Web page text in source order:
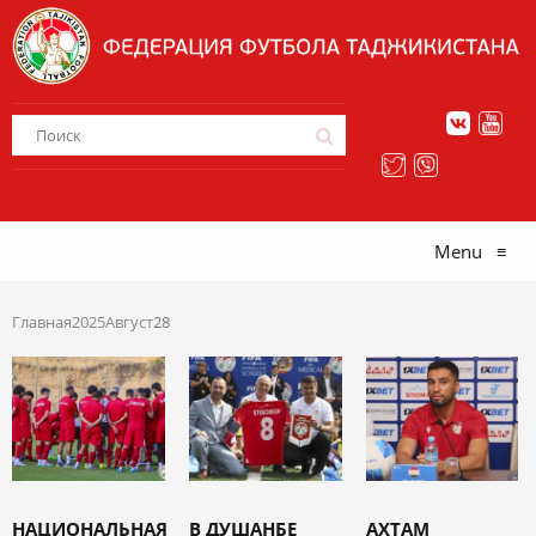
Menu ≡
Главная2025Август28
НАЦИОНАЛЬНАЯ В ДУШАНБЕ АХТАМ